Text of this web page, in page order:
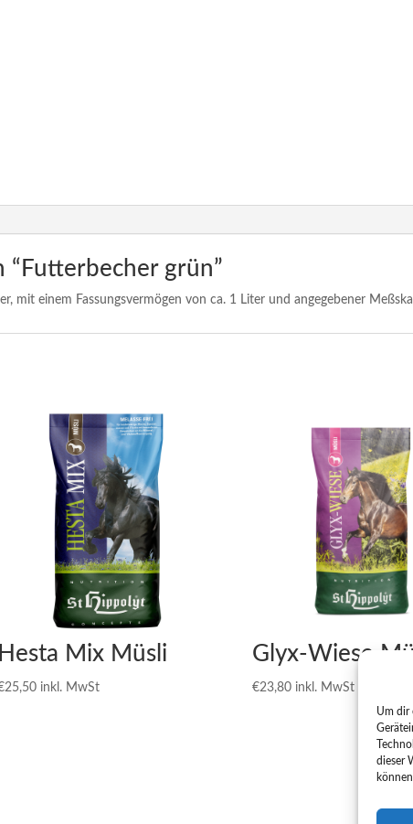
Um dir
dieser
grün”
mit einem Fassungsvermögen von ca. 1 Liter und angegebener
Hesta Mix Müsli
25,50 inkl. MwSt
Glyx-Wiese
€23,80 inkl. MwSt